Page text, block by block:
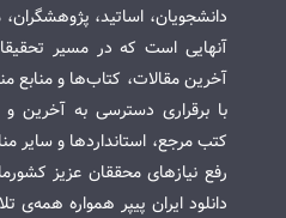
دانشجویان، اساتید،
آنهایی است که در مسیر
آخرین مقالات، کتاب‌ها و منابع
با برقراری دسترسی به آخرین و
کتب مرجع، استانداردها و سایر
رفع نیازهای محققان عزیز
دانلود ایران پیپر همواره همه‌ی